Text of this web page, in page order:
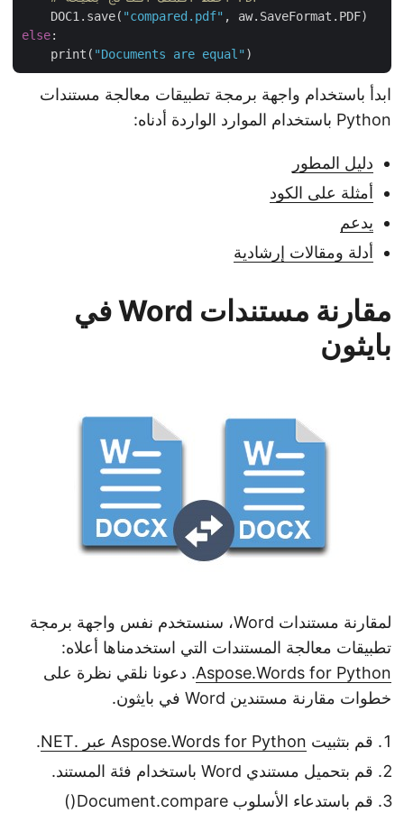
    DOC1.save(
"compared.pdf"
else
    print(
"Documents are equal"
ابدأ باستخدام واجهة برمجة تطبيقات معالجة مستندات
Python باستخدام الموارد الواردة أدناه:
دليل المطور
أمثلة على الكود
يدعم
أدلة ومقالات إرشادية
مقارنة مستندات Word في
بايثون
لمقارنة مستندات Word، سنستخدم نفس واجهة برمجة
تطبيقات معالجة المستندات التي استخدمناها أعلاه:
Aspose.Words for Python. دعونا نلقي نظرة على
خطوات مقارنة مستندين Word في بايثون.
قم بتثبيتAspose.Words for Python عبر .NET
.
قم بتحميل مستندي Word باستخدام فئة المستند.
قم باستدعاء الأسلوب Document.compare()